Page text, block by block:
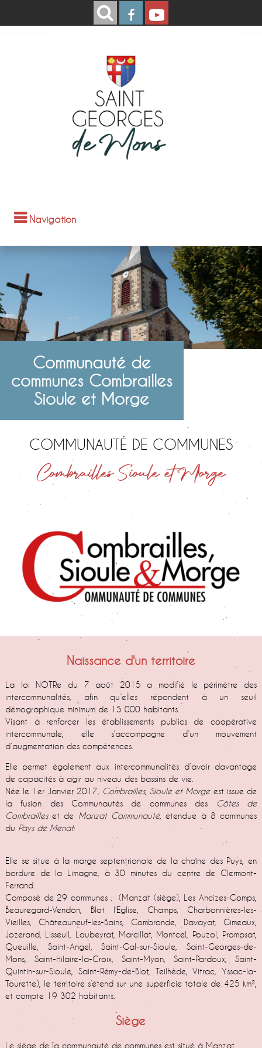
Navigation
Communauté de
communes Combrailles
Sioule et Morge
COMMUNAUTÉ DE COMMUNES
Combrailles Sioule et Morge
Naissance d'un territoire
La loi NOTRe du 7 août 2015 a modifié le périmètre des
intercommunalités, afin qu’elles répondent à un seuil
démographique minimum de 15 000 habitants.
Visant à renforcer les établissements publics de coopérative
intercommunale, elle s’accompagne d’un mouvement
d’augmentation des compétences.
Elle permet également aux intercommunalités d’avoir davantage
de capacités à agir au niveau des bassins de vie.
Née le 1er Janvier 2017, Combrailles, Sioule et Morge est issue de
la fusion des Communautés de communes des
Côtes de
Combrailleset de Manzat Communauté, étendue à 8 communes
du Pays de Menat.
Elle se situe à la marge septentrionale de la chaîne des Puys, en
bordure de la Limagne, à 30 minutes du centre de Clermont-
Ferrand.
Composé de 29 communes : (Manzat (siège), Les Ancizes-Comps,
Beauregard-Vendon, Blot l'Eglise, Champs, Charbonnières-les-
Vieilles, Châteauneuf-les-Bains, Combronde, Davayat, Gimeaux,
Jozerand, Lisseuil, Loubeyrat, Marcillat, Montcel, Pouzol, Prompsat,
Queuille, Saint-Angel, Saint-Gal-sur-Sioule, Saint-Georges-de-
Mons, Saint-Hilaire-la-Croix, Saint-Myon, Saint-Pardoux, Saint-
Quintin-sur-Sioule, Saint-Rémy-de-Blot, Teilhède, Vitrac, Yssac-la-
Tourette), le territoire s’étend sur une superficie totale de 425 km²,
et compte 19 302 habitants.
Siège
Le siège de la communauté de communes est situé à Manzat.